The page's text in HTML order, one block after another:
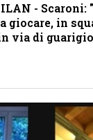
-
giocare, in
via di